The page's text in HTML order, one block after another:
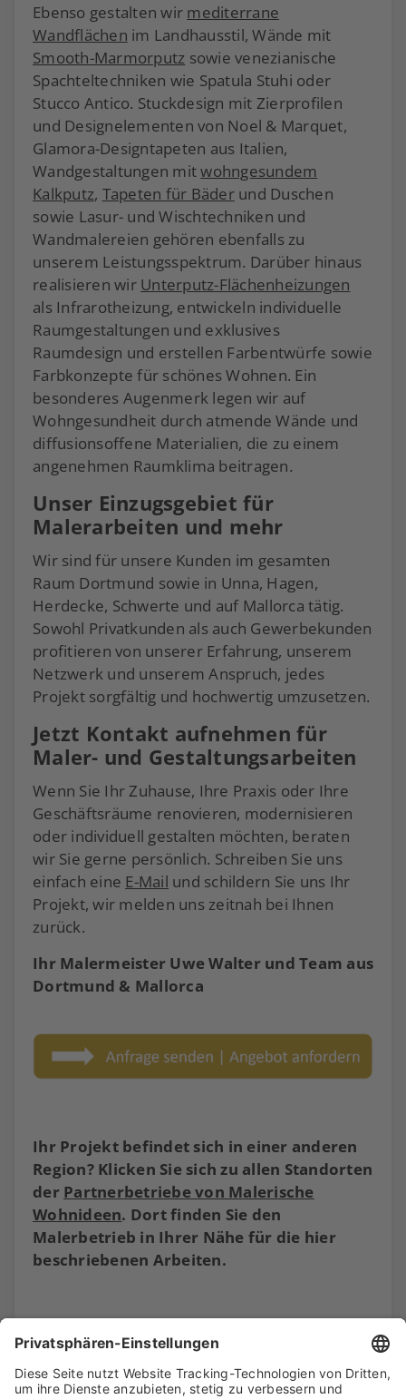
Ebenso gestalten wir mediterrane
Wandflächen im Landhausstil, Wände mit
Smooth-Marmorputz sowie venezianische
Spachteltechniken wie Spatula Stuhi oder
Stucco Antico. Stuckdesign mit Zierprofilen
und Designelementen von Noel & Marquet,
Glamora-Designtapeten aus Italien,
Wandgestaltungen mitwohngesundem
Kalkputz, Tapeten für Bäderund Duschen
sowie Lasur- und Wischtechniken und
Wandmalereien gehören ebenfalls zu
unserem Leistungsspektrum. Darüber hinaus
realisieren wir Unterputz-Flächenheizungen
als Infrarotheizung, entwickeln individuelle
Raumgestaltungen und exklusives
Raumdesign und erstellen Farbentwürfe sowie
Farbkonzepte für schönes Wohnen. Ein
besonderes Augenmerk legen wir auf
Wohngesundheit durch atmende Wände und
diffusionsoffene Materialien, die zu einem
angenehmen Raumklima beitragen.
Unser Einzugsgebiet für
Malerarbeiten und mehr
Wir sind für unsere Kunden im gesamten
Raum Dortmund sowie in Unna, Hagen,
Herdecke, Schwerte und auf Mallorca tätig.
Sowohl Privatkunden als auch Gewerbekunden
profitieren von unserer Erfahrung, unserem
Netzwerk und unserem Anspruch, jedes
Projekt sorgfältig und hochwertig umzusetzen.
Jetzt Kontakt aufnehmen für
Maler- und Gestaltungsarbeiten
Wenn Sie Ihr Zuhause, Ihre Praxis oder Ihre
Geschäftsräume renovieren, modernisieren
oder individuell gestalten möchten, beraten
wir Sie gerne persönlich. Schreiben Sie uns
einfach eine E-Mail und schildern Sie uns Ihr
Projekt, wir melden uns zeitnah bei Ihnen
zurück.
Ihr Malermeister Uwe Walter und Team aus
Dortmund & Mallorca
Ihr Projekt befindet sich in einer anderen
Region? Klicken Sie sich zu allen Standorten
der Partnerbetriebe von Malerische
Wohnideen. Dort finden Sie den
Malerbetrieb in Ihrer Nähe für die hier
beschriebenen Arbeiten.